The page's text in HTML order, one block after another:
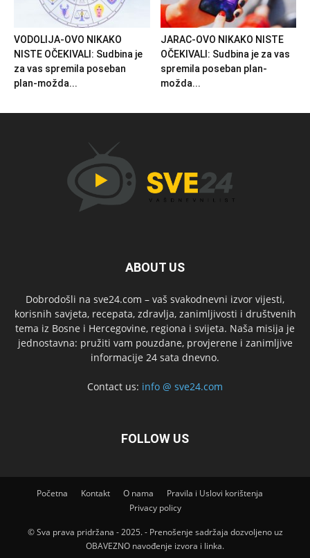
VODOLIJA-OVO NIKAKO
NISTE OČEKIVALI: Sudbina je
za vas spremila poseban
plan-možda...
JARAC-OVO NIKAKO NISTE
OČEKIVALI: Sudbina je za vas
spremila poseban plan-
možda...
ABOUT US
Dobrodošli na sve24.com – vaš svakodnevni izvor vijesti,
korisnih savjeta, recepata, zdravlja, zanimljivosti i društvenih
tema iz Bosne i Hercegovine, regiona i svijeta. Naša misija je
jednostavna: pružiti vam pouzdane, provjerene i zanimljive
informacije 24 sata dnevno.
Contact us: info @ sve24.com
FOLLOW US
Početna Kontakt O nama
Pravila i Uslovi korištenja
Privacy policy
© Sva prava pridržana - 2025. - Prenošenje sadržaja dozvoljeno uz
OBAVEZNO navođenje izvora i linka.